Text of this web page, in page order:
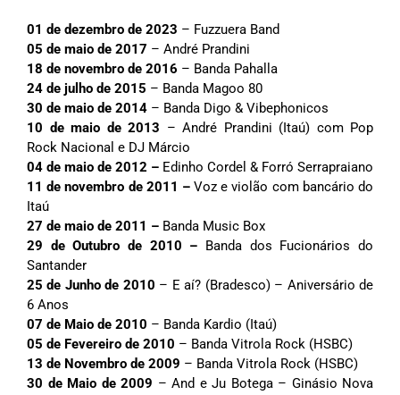
01 de dezembro de 2023 – Fuzzuera Band
05 de maio de 2017 – André Prandini
18 de novembro de 2016 – Banda Pahalla
24 de julho de 2015 – Banda Magoo 80
30 de maio de 2014 – Banda Digo & Vibephonicos
10 de maio de 2013 – André Prandini (Itaú) com Pop
Rock Nacional e DJ Márcio
04 de maio de 2012 – Edinho Cordel & Forró Serrapraiano
11 de novembro de 2011 –Voz e violão com bancário do
Itaú
27 de maio de 2011 – Banda Music Box
29 de Outubro de 2010 – Banda dos Fucionários do
Santander
25 de Junho de 2010 – E aí? (Bradesco) – Aniversário de
6 Anos
07 de Maio de 2010 – Banda Kardio (Itaú)
05 de Fevereiro de 2010 – Banda Vitrola Rock (HSBC)
13 de Novembro de 2009 – Banda Vitrola Rock (HSBC)
30 de Maio de 2009 – And e Ju Botega – Ginásio Nova